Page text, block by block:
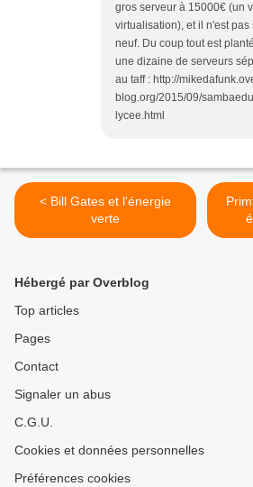
gros serveur à 15000€ (un
virtualisation), et il n'est
neuf. Du coup tout est
une dizaine de serveurs
au taff : http://
blog.org/2015/09/
lycee.html
< Bill Gates et l'énergie
verte
Hébergé par Overblog
Top articles
Pages
Contact
Signaler un abus
C.G.U.
Cookies et données personnelles
Préférences cookies